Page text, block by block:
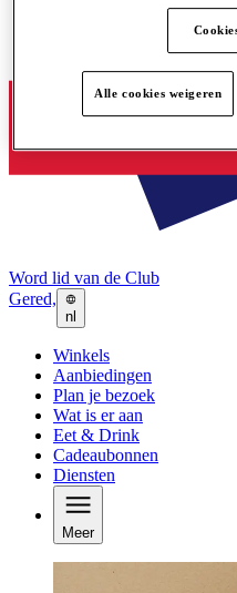
Word lid van de Club
Gered,
nl
Winkels
Aanbiedingen
Plan je bezoek
Wat is er aan
Eet & Drink
Cadeaubonnen
Diensten
Meer
Alle cookies weigeren